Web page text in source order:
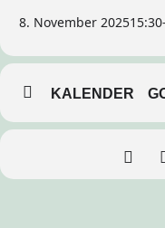
8. November 202515:30-
KALENDER